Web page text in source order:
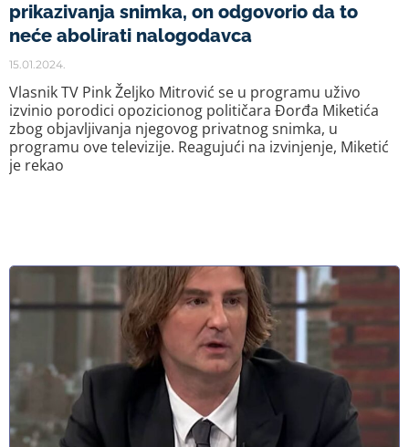
prikazivanja snimka, on odgovorio da to
neće abolirati nalogodavca
15.01.2024.
Vlasnik TV Pink Željko Mitrović se u programu uživo
izvinio porodici opozicionog političara Đorđa Miketića
zbog objavljivanja njegovog privatnog snimka, u
programu ove televizije. Reagujući na izvinjenje, Miketić
je rekao